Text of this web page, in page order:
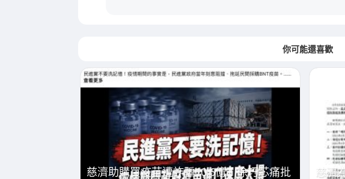
你可能還喜歡
慈濟助購買疫苗遭詐騙10.6億！徐巧芯痛批
慈濟